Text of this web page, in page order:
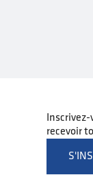
recevoir